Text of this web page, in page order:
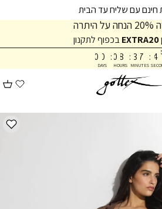
חינם עם שליח עד הבית
0
0
DAYS
: 8
0
HOURS
:
7
7
3
MINUTES
:
4
4
EXTRA20 בכפוף לתקנון